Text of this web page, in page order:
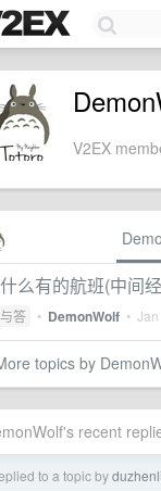
V2EX
么有的航班(中间
答 • DemonWolf •
topics by
recent
to a topic by